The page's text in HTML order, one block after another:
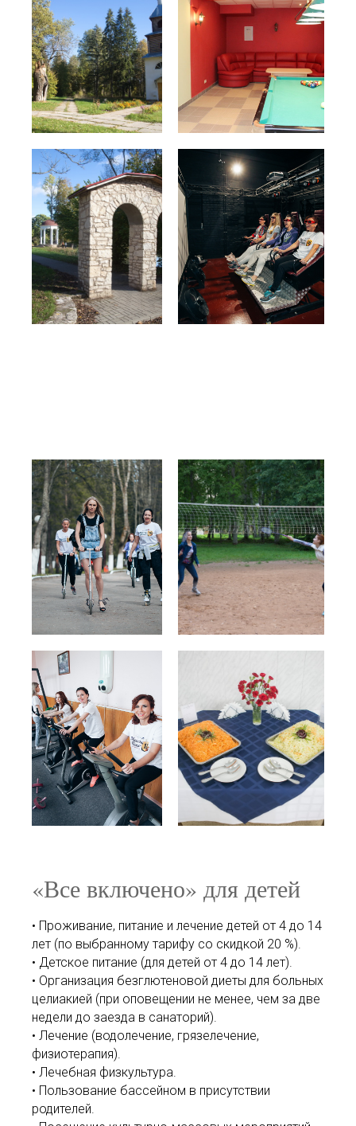
«Все включено» для детей
• Проживание, питание и лечение детей от 4 до 14
лет (по выбранному тарифу со скидкой 20 %).
• Детское питание (для детей от 4 до 14 лет).
• Организация безглютеновой диеты для больных
целиакией (при оповещении не менее, чем за две
недели до заезда в санаторий).
• Лечение (водолечение, грязелечение,
физиотерапия).
• Лечебная физкультура.
• Пользование бассейном в присутствии
родителей.